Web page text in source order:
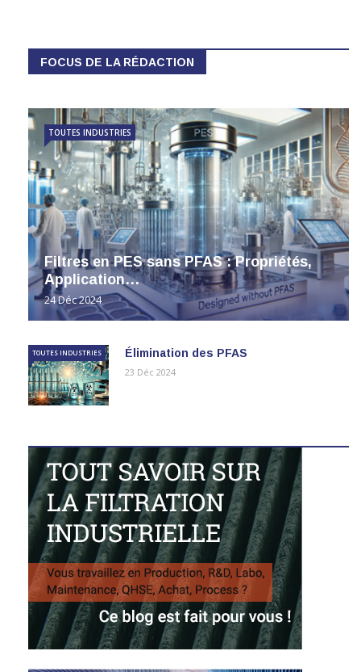
FOCUS DE LA RÉDACTION
Filtres en PES sans PFAS : Propriétés,
Application…
24 Déc 2024
TOUTES INDUSTRIES
Élimination des PFAS
TOUTES INDUSTRIES
23 Déc 2024